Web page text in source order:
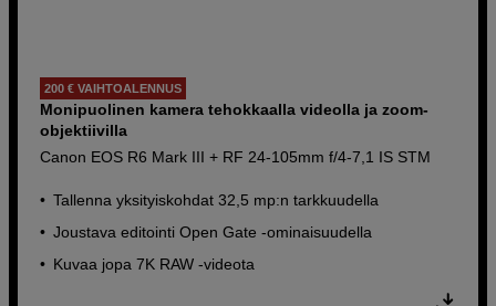
200 € VAIHTOALENNUS
Monipuolinen kamera tehokkaalla videolla ja zoom-
objektiivilla
Canon EOS R6 Mark III + RF 24-105mm f/4-7,1 IS STM
Tallenna yksityiskohdat 32,5 mp:n tarkkuudella
Joustava editointi Open Gate -ominaisuudella
Kuvaa jopa 7K RAW -videota